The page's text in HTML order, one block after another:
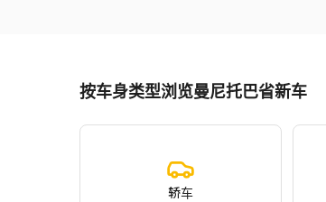
按车身类型浏览曼尼托巴省新车
轿车